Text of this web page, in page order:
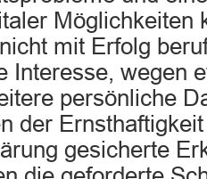
Möglichkeiten
mit Erfolg
Interesse, wegen
persönliche
der
gesicherte